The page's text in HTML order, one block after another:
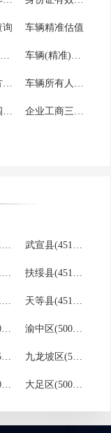
询 车辆精准估值
象州县(451322) 武宣县(451323)
江州区(451402) 扶绥县(451421)
大新县(451424) 天等县(451425)
涪陵区(500102) 渝中区(500103)
沙坪坝区(500106) 九龙坡区(500107)
綦江区(500110) 大足区(500111)